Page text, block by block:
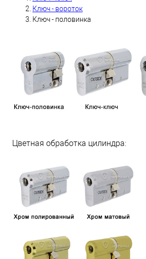
Ключ - вороток
Ключ - половинка
Цветная обработка цилиндра: